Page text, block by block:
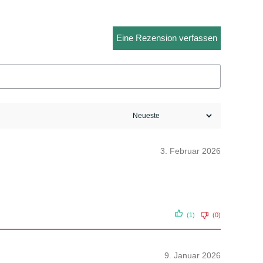
Eine Rezension verfassen
3. Februar 2026
(1) (0)
9. Januar 2026